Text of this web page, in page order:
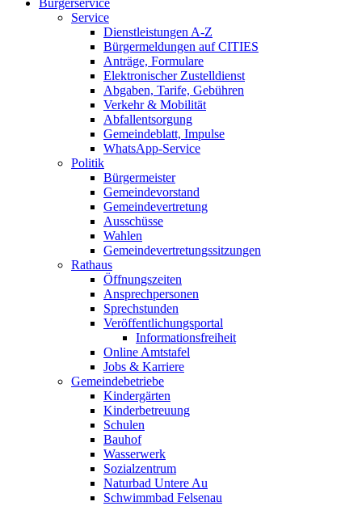
Bürgerservice
Service
Dienstleistungen A-Z
Bürgermeldungen auf CITIES
Anträge, Formulare
Elektronischer Zustelldienst
Abgaben, Tarife, Gebühren
Verkehr & Mobilität
Abfallentsorgung
Gemeindeblatt, Impulse
WhatsApp-Service
Politik
Bürgermeister
Gemeindevorstand
Gemeindevertretung
Ausschüsse
Wahlen
Gemeindevertretungssitzungen
Rathaus
Öffnungszeiten
Ansprechpersonen
Sprechstunden
Veröffentlichungsportal
Informationsfreiheit
Online Amtstafel
Jobs & Karriere
Gemeindebetriebe
Kindergärten
Kinderbetreuung
Schulen
Bauhof
Wasserwerk
Sozialzentrum
Naturbad Untere Au
Schwimmbad Felsenau